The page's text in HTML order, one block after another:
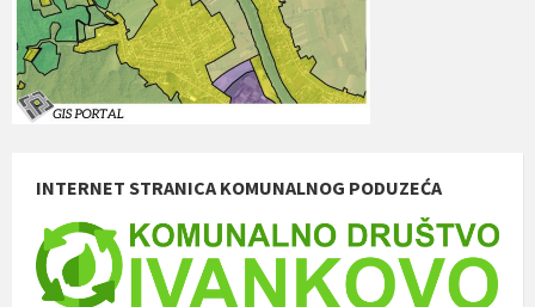
INTERNET STRANICA KOMUNALNOG PODUZEĆA